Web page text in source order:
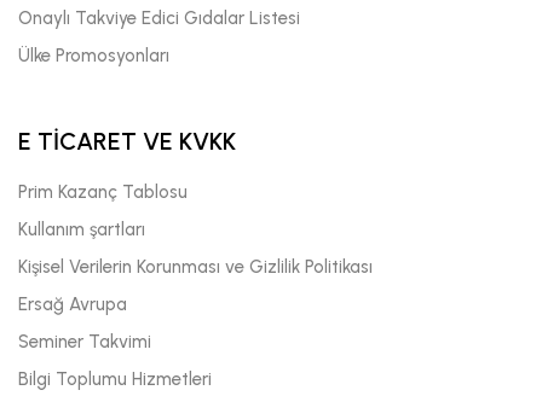
Onaylı Takviye Edici Gıdalar Listesi
Ülke Promosyonları
E TİCARET VE KVKK
Prim Kazanç Tablosu
Kullanım şartları
Kişisel Verilerin Korunması ve Gizlilik Politikası
Ersağ Avrupa
Seminer Takvimi
Bilgi Toplumu Hizmetleri